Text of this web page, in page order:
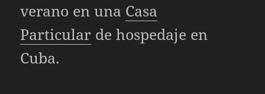
verano en una Casa
Particular de hospedaje en
Cuba.